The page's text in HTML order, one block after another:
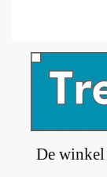
De winkel